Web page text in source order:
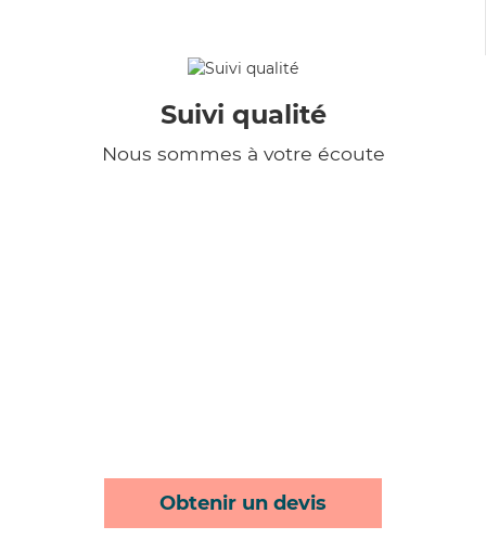
Suivi qualité
Nous sommes à votre écoute
Obtenir un devis